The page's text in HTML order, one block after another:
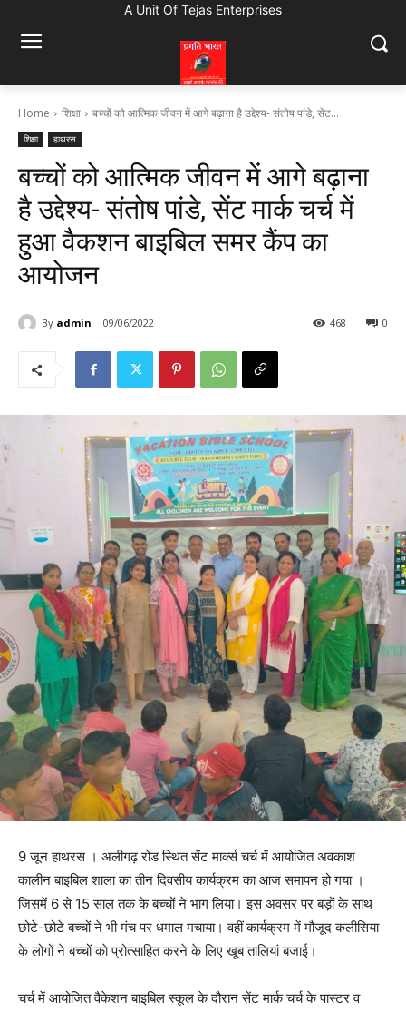
A Unit Of Tejas Enterprises
Home शिक्षा बच्चों को आत्मिक जीवन में आगे बढ़ाना है उद्देश्य- संतोष पांडे, सेंट...
शिक्षा हाथरस
बच्चों को आत्मिक जीवन में आगे बढ़ाना
है उद्देश्य- संतोष पांडे, सेंट मार्क चर्च में
हुआ वैकशन बाइबिल समर कैंप का
आयोजन
By admin 09/06/2022 0
468
9 जून हाथरस । अलीगढ़ रोड स्थित सेंट मार्क्स चर्च में आयोजित अवकाश
कालीन बाइबिल शाला का तीन दिवसीय कार्यक्रम का आज समापन हो गया ।
जिसमें 6 से 15 साल तक के बच्चों ने भाग लिया। इस अवसर पर बड़ों के साथ
छोटे-छोटे बच्चों ने भी मंच पर धमाल मचाया। वहीं कार्यक्रम में मौजूद कलीसिया
के लोगों ने बच्चों काे प्रोत्साहित करने के लिए खूब तालियां बजाई।
चर्च में आयोजित वैकेशन बाइबिल स्कूल के दौरान सेंट मार्क चर्च के पास्टर व